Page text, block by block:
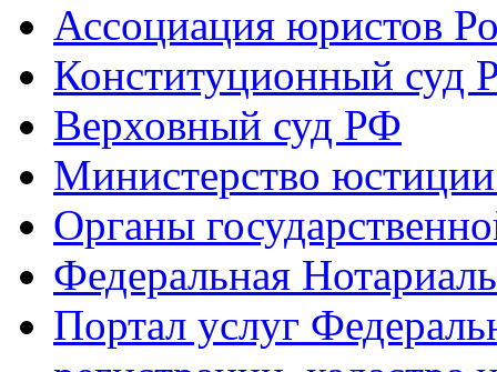
Ассоциация юристов
Конституционный суд
Верховный суд РФ
Министерство
Органы
Федеральная
Портал услуг